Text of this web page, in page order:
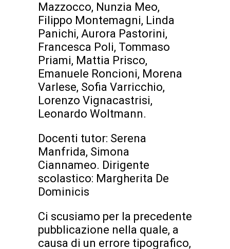
Mazzocco, Nunzia Meo,
Filippo Montemagni, Linda
Panichi, Aurora Pastorini,
Francesca Poli, Tommaso
Priami, Mattia Prisco,
Emanuele Roncioni, Morena
Varlese, Sofia Varricchio,
Lorenzo Vignacastrisi,
Leonardo Woltmann.
Docenti tutor: Serena
Manfrida, Simona
Ciannameo. Dirigente
scolastico: Margherita De
Dominicis
Ci scusiamo per la precedente
pubblicazione nella quale, a
causa di un errore tipografico,